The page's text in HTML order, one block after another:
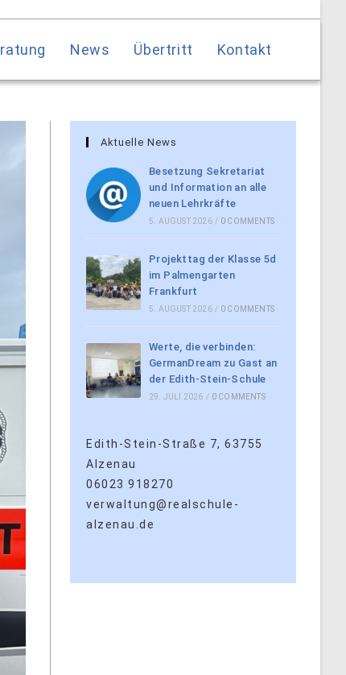
News Übertritt Kontakt
Aktuelle News
Besetzung Sekretariat
und Information an alle
neuen Lehrkräfte
5. AUGUST 2026 / 0 COMMENTS
Projekttag der Klasse 5d
im Palmengarten
Frankfurt
5. AUGUST 2026 / 0 COMMENTS
Werte, die verbinden:
GermanDream zu Gast an
der Edith-Stein-Schule
29. JULI 2026 / 0 COMMENTS
Edith-Stein-Straße 7, 63755
Alzenau
06023 918270
verwaltung@realschule-
alzenau.de